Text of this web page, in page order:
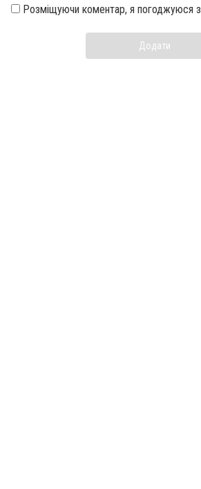
Розміщуючи коментар, я погоджуюся з
Додати